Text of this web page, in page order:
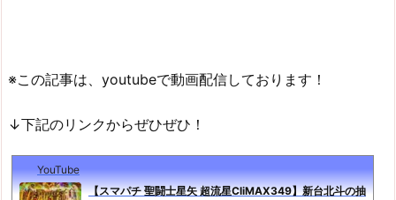
※この記事は、youtubeで動画配信しております！
↓下記のリンクからぜひぜひ！
YouTube
【スマパチ 聖闘士星矢 超流星CliMAX349】新台北斗の抽